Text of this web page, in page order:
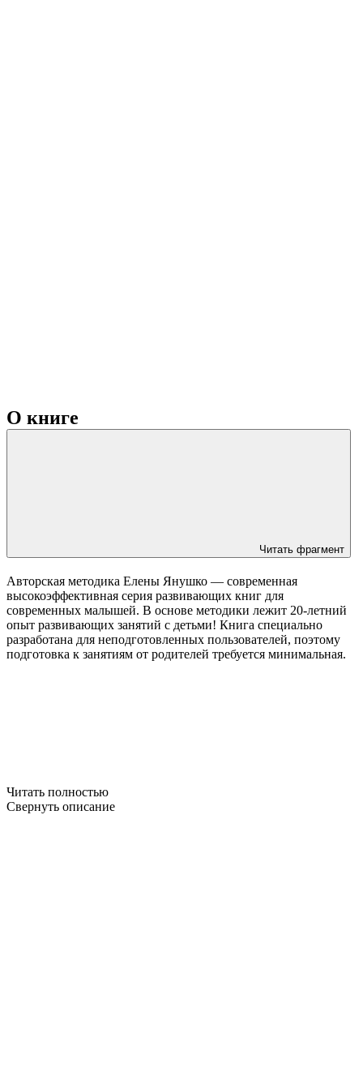
О книге
Читать фрагмент
Авторская методика Елены Янушко — современная
высокоэффективная серия развивающих книг для
современных малышей. В основе методики лежит 20-летний
опыт развивающих занятий с детьми! Книга специально
разработана для неподготовленных пользователей, поэтому
подготовка к занятиям от родителей требуется минимальная.
Читать полностью
Свернуть описание